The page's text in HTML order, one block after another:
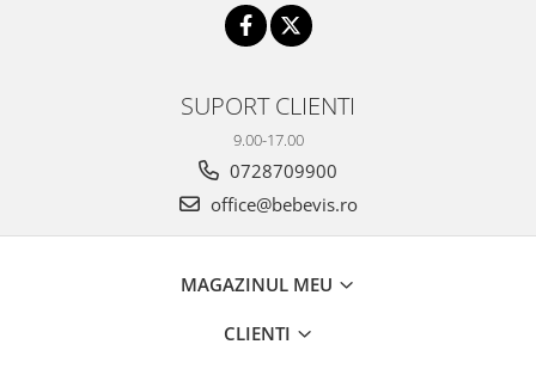
SUPORT CLIENTI
9.00-17.00
0728709900
office@bebevis.ro
MAGAZINUL MEU
CLIENTI